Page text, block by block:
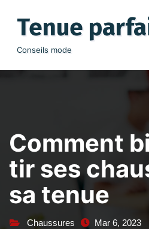
contenuTenue
Conseils mode
Comment
tir ses
sa tenue
Chaussures Mar 6, 2023